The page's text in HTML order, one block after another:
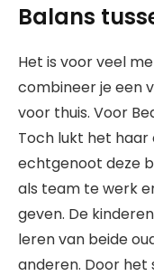
Balans
Het is voor veel
combineer je een
voor thuis. Voor
Toch lukt het
echtgenoot deze
als team te werk
geven. De
leren van beide
anderen. Door